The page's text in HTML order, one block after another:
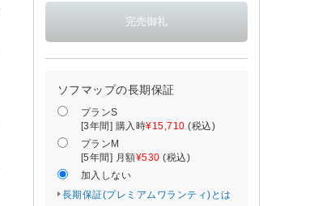
ソフマップの長期保証
プランS
[3年間] 購入時¥15,710 (税込)
プランM
[5年間] 月額¥530 (税込)
加入しない
長期保証(プレミアムワランティ)とは